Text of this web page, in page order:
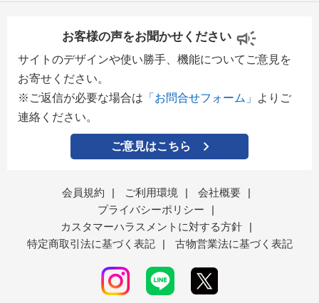
お客様の声をお聞かせください
サイトのデザインや使い勝手、機能についてご意見を
お寄せください。
※ご返信が必要な場合は 「お問合せフォーム」
よりご
連絡ください。
ご意見はこちら
会員規約 | ご利用環境 | 会社概要
|
プライバシーポリシー
|
カスタマーハラスメントに対する方針
|
特定商取引法に基づく表記
| 古物営業法に基づく表記